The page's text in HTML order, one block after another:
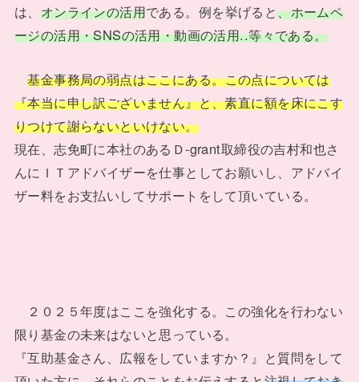
は、 オンラインの活用である。例を挙げると、ホームペ
ージの活用・SNSの活用・動画の活用..等々である。
基金事務局の弱点はここにある。この点については
『本当に申し訳ございません』と、素直に額を床にこす
りつけて謝らないといけない。
現在、志免町に本社のあるＤ-grant取締役の吉村和也さ
んにＩＴアドバイザーを仕事としてお願いし、アドバイ
ザー料をお支払いしてサポートをして頂いている。
２０２５年度はここを強化する。この強化を行わない
限り基金の未来はないと思っている。
『互助基金さん、広報をしていますか？』と質問をして